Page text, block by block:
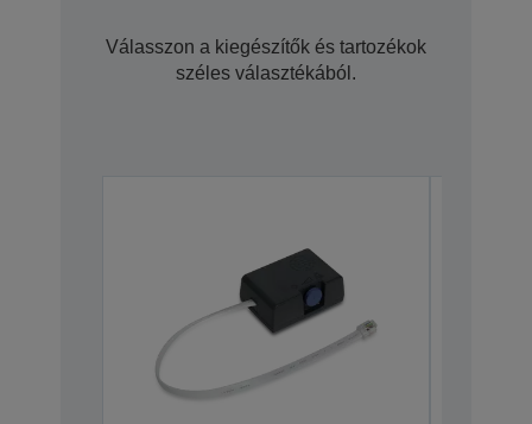
Válasszon a kiegészítők és tartozékok
széles választékából.